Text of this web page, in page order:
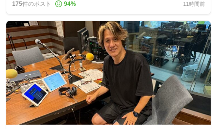
175件のポスト 94% 11時間前